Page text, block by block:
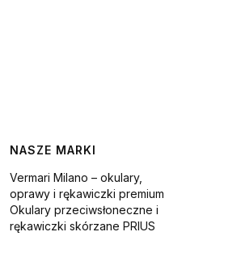
NASZE MARKI
Vermari Milano – okulary,
oprawy i rękawiczki premium
Okulary przeciwsłoneczne i
rękawiczki skórzane PRIUS